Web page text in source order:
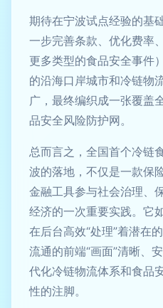
期待在宁波试点经验的基
一步完善条款、优化费率
更多类型的食品安全事件
的沿海口岸城市和冷链物
广，最终编织成一张覆盖
品安全风险防护网。
总而言之，全国首个冷链
波的落地，不仅是一款保
金融工具参与社会治理、
经济的一次重要实践。它
在后台高效“处理”着潜在
流通的前端“画面”清晰、
代化冷链物流体系和食品
性的注脚。